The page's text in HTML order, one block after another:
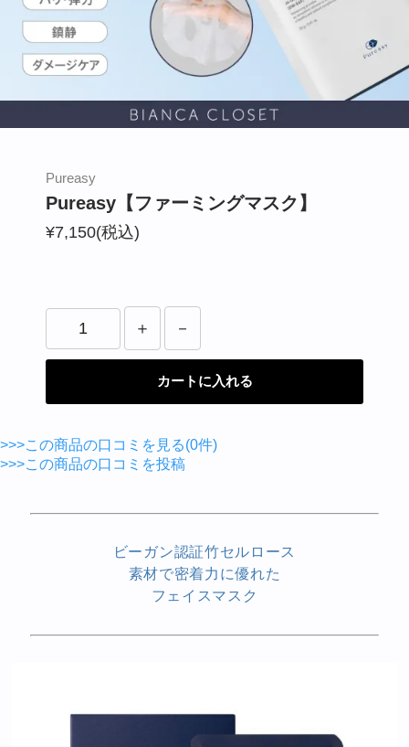
Pureasy
Pureasy【ファーミングマスク】
¥7,150(税込)
カートに入れる
>>>この商品の口コミを見る(0件)
>>>この商品の口コミを投稿
ビーガン認証竹セルロース
素材で密着力に優れた
フェイスマスク
BIANCA CLINIC